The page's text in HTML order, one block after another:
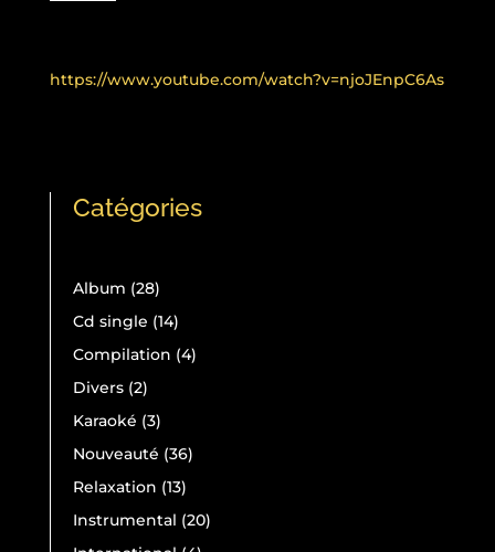
LA
MODE
https://www.youtube.com/watch?v=njoJEnpC6As
Catégories
Album 2828
produits
Cd single 1414
produits
Compilation 44
Divers 22
produits
Karaoké 33
produits
Nouveauté 3636
Relaxation 1313
produits
Instrumental 2020